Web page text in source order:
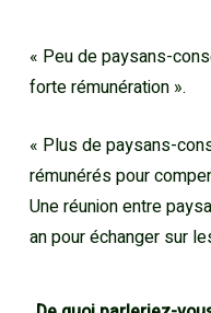
« Peu de paysans-
forte rémunération ».
« Plus de paysans-
rémunérés pour
Une réunion entre
an pour échanger sur